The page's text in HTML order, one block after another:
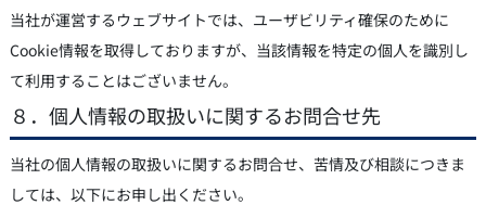
当社が運営するウェブサイトでは、ユーザビリティ確保のために
Cookie情報を取得しておりますが、当該情報を特定の個人を識別し
て利用することはございません。
８．個人情報の取扱いに関するお問合せ先
当社の個人情報の取扱いに関するお問合せ、苦情及び相談につきま
しては、以下にお申し出ください。